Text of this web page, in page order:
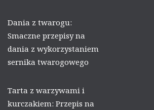
Dania z twarogu:
Smaczne przepisy na
dania z wykorzystaniem
sernika twarogowego
Tarta z warzywami i
kurczakiem: Przepis na